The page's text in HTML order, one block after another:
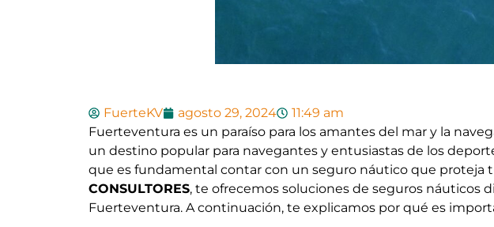
FuerteKV agosto 29, 2024
11:49 am
Fuerteventura es un paraíso para los amantes del mar y la
un destino popular para navegantes y entusiastas de los
que es fundamental contar con un seguro náutico que
CONSULTORES, te ofrecemos soluciones de seguros náuticos
Fuerteventura. A continuación, te explicamos por qué es